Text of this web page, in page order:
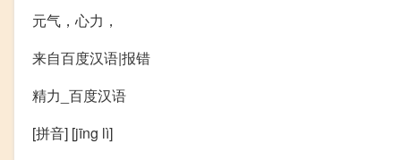
元气，心力，
来自百度汉语|报错
精力_百度汉语
[拼音] [jīng lì]